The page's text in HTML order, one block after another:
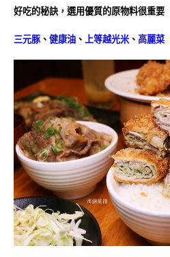
好吃的秘訣，選用優質的原物料很重要
三元豚 、 健康油 、 上等越光米 、 高麗菜